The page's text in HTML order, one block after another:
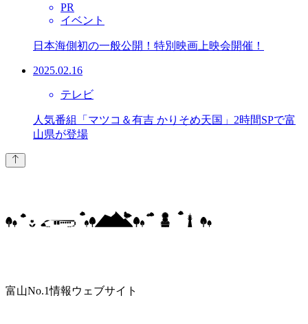
PR
イベント
日本海側初の一般公開！特別映画上映会開催！
2025.02.16
テレビ
人気番組「マツコ＆有吉 かりそめ天国」2時間SPで富
山県が登場
富山No.1情報ウェブサイト